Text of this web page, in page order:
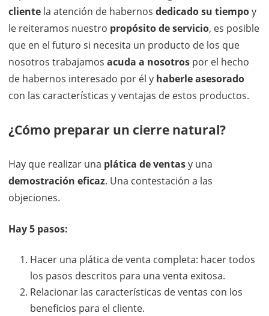
cliente la atención de habernos dedicado su tiempoy
le reiteramos nuestro propósito de servicio, es posible
que en el futuro si necesita un producto de los que
nosotros trabajamos acuda a nosotros por el hecho
de habernos interesado por él y haberle asesorado
con las características y ventajas de estos productos.
¿Cómo preparar un cierre natural?
Hay que realizar una plática de ventasy una
demostración eficaz. Una contestación a las
objeciones.
Hay 5 pasos:
Hacer una plática de venta completa: hacer todos
los pasos descritos para una venta exitosa.
Relacionar las características de ventas con los
beneficios para el cliente.